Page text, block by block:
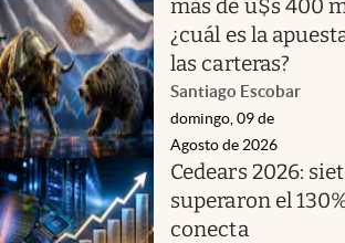
más de u$s 400
¿cuál es la
las carteras?
Santiago Escobar
domingo, 09 de
Agosto de 2026
Cedears 2026:
superaron el
conecta